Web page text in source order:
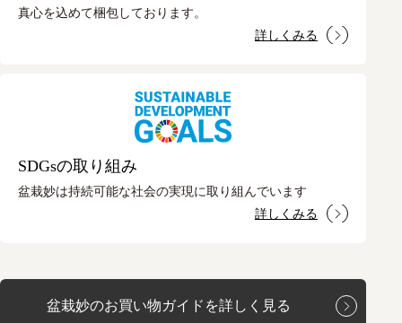
真心を込めて梱包しております。
詳しくみる
SDGsの取り組み
盆栽妙は持続可能な社会の実現に取り組んでいます
詳しくみる
盆栽妙のお買い物ガイドを詳しく見る